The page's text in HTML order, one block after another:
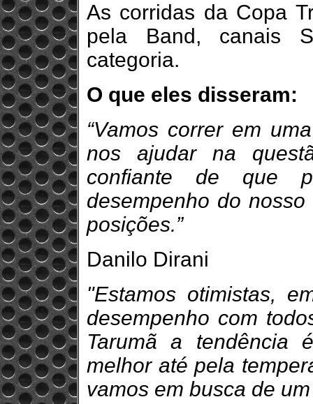
As corridas da Copa
pela Band, canais
categoria.
O que eles disseram:
“Vamos correr em
nos ajudar na
confiante de que
desempenho do
posições.”
Danilo Dirani
"Estamos otimistas,
desempenho com
Tarumã a tendência
melhor até pela
vamos em busca de